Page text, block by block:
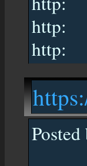
http:
http: